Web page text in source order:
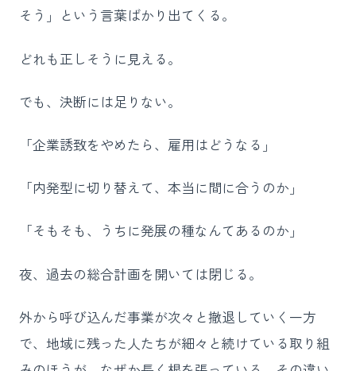
そう」という言葉ばかり出てくる。
どれも正しそうに見える。
でも、決断には足りない。
「企業誘致をやめたら、雇用はどうなる」
「内発型に切り替えて、本当に間に合うのか」
「そもそも、うちに発展の種なんてあるのか」
夜、過去の総合計画を開いては閉じる。
外から呼び込んだ事業が次々と撤退していく一方
で、地域に残った人たちが細々と続けている取り組